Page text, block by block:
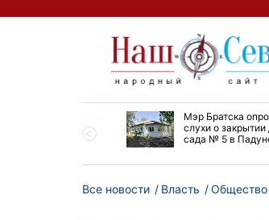
Мэр Братска
слухи о закрытии
сада № 5 в
Все новости Власть Общество